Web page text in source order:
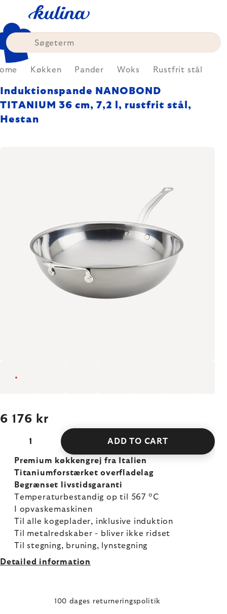
content
Køkken Pander Woks Rustfrit stål
Induktionspande NANOBOND
TITANIUM 36 cm, 7,2 l, rustfrit stål,
Hestan
6 176 kr
ADD TO CART
Premium køkkengrej fra Italien
Titaniumforstærket overfladelag
Begrænset livstidsgaranti
Temperaturbestandig op til 567 °C
I opvaskemaskinen
Til alle kogeplader, inklusive induktion
Til metalredskaber - bliver ikke ridset
Til stegning, bruning, lynstegning
Detailed information
100 dages returneringspolitik